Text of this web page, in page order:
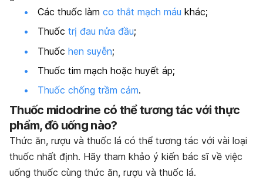
Các thuốc làm co thắt mạch máu khác;
Thuốc trị đau nửa đầu;
Thuốc hen suyễn;
Thuốc tim mạch hoặc huyết áp;
Thuốc chống trầm cảm.
Thuốc midodrine có thể tương tác với thực
phẩm, đồ uống nào?
Thức ăn, rượu và thuốc lá có thể tương tác với vài loại
thuốc nhất định. Hãy tham khảo ý kiến bác sĩ về việc
uống thuốc cùng thức ăn, rượu và thuốc lá.